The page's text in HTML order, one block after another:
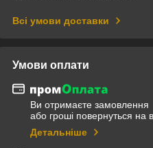
Всі умови доставки
Умови оплати
Ви отримаєте замовлення
або гроші повернуться на
Детальніше